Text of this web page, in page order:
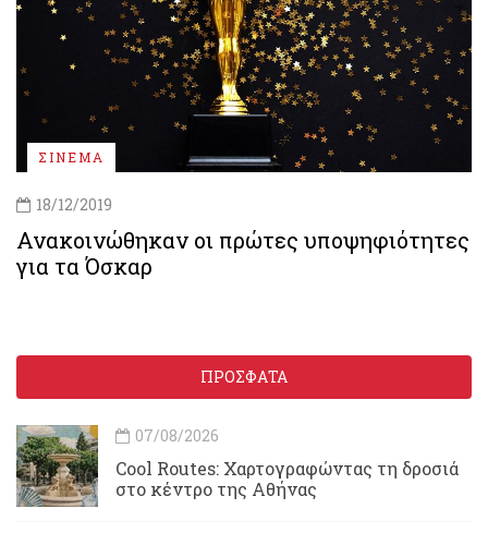
ΣΙΝΕΜΑ
18/12/2019
Ανακοινώθηκαν οι πρώτες υποψηφιότητες
για τα Όσκαρ
ΠΡΟΣΦΑΤΑ
07/08/2026
Cool Routes: Χαρτογραφώντας τη δροσιά
στο κέντρο της Αθήνας